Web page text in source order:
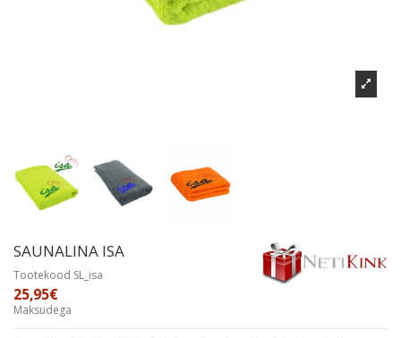
SAUNALINA ISA
Tootekood SL_isa
25,95€
Maksudega